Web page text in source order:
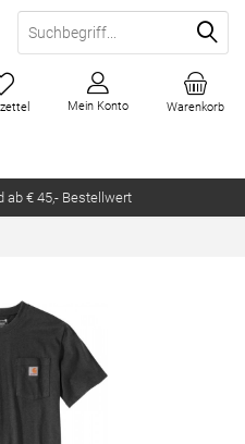
ab € 45,- Bestellwert
Warenkorb
Mein Konto